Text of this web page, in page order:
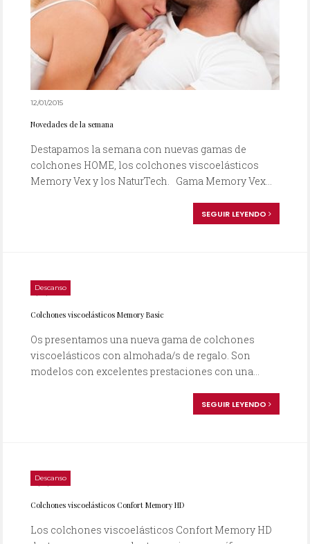
12/01/2015
Novedades de la semana
Destapamos la semana con nuevas gamas de
colchones HOME, los colchones viscoelásticos
Memory Vex y los NaturTech. Gama Memory Vex...
SEGUIR LEYENDO
Descanso
Colchones viscoelásticos Memory Basic
Os presentamos una nueva gama de colchones
viscoelásticos con almohada/s de regalo. Son
modelos con excelentes prestaciones con una...
SEGUIR LEYENDO
Descanso
Colchones viscoelásticos Confort Memory HD
Los colchones viscoelásticos Confort Memory HD